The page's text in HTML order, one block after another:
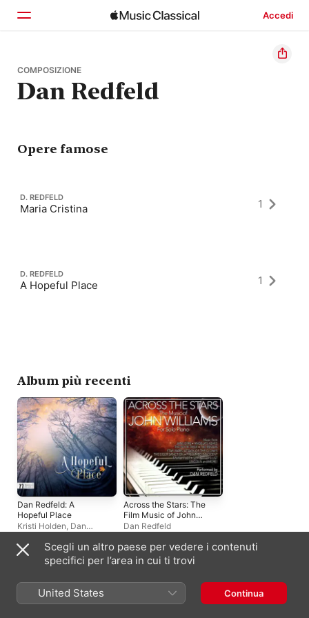
Accedi
Home
Scopri
COMPOSIZIONE
Dan Redfeld
Opere famose
D. REDFELD
Maria Cristina 1
D. REDFELD
A Hopeful Place 1
Album più recenti
Dan Redfeld: A
Hopeful Place
Kristi Holden, Dan
Studio Symphony
Across the Stars: The
Film Music of John
Williams for Solo
Dan Redfeld
Scegli un altro paese per vedere i contenuti
specifici per l’area in cui ti trovi
United States Continua